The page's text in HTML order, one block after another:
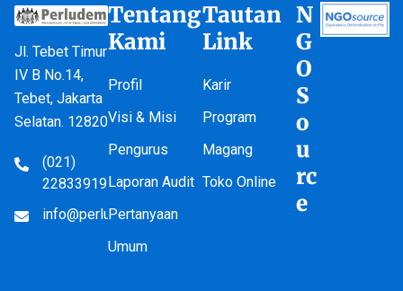
Jl. Tebet Timur
IV B No.14,
Tebet, Jakarta
Selatan. 12820
(021)
22833919
info@perludem.or.id
Tentang
Kami
Profil
Visi & Misi
Pengurus
Laporan Audit
Pertanyaan
Umum
Tautan
Link
Karir
Program
Magang
Toko Online
N
G
O
S
o
u
rc
e